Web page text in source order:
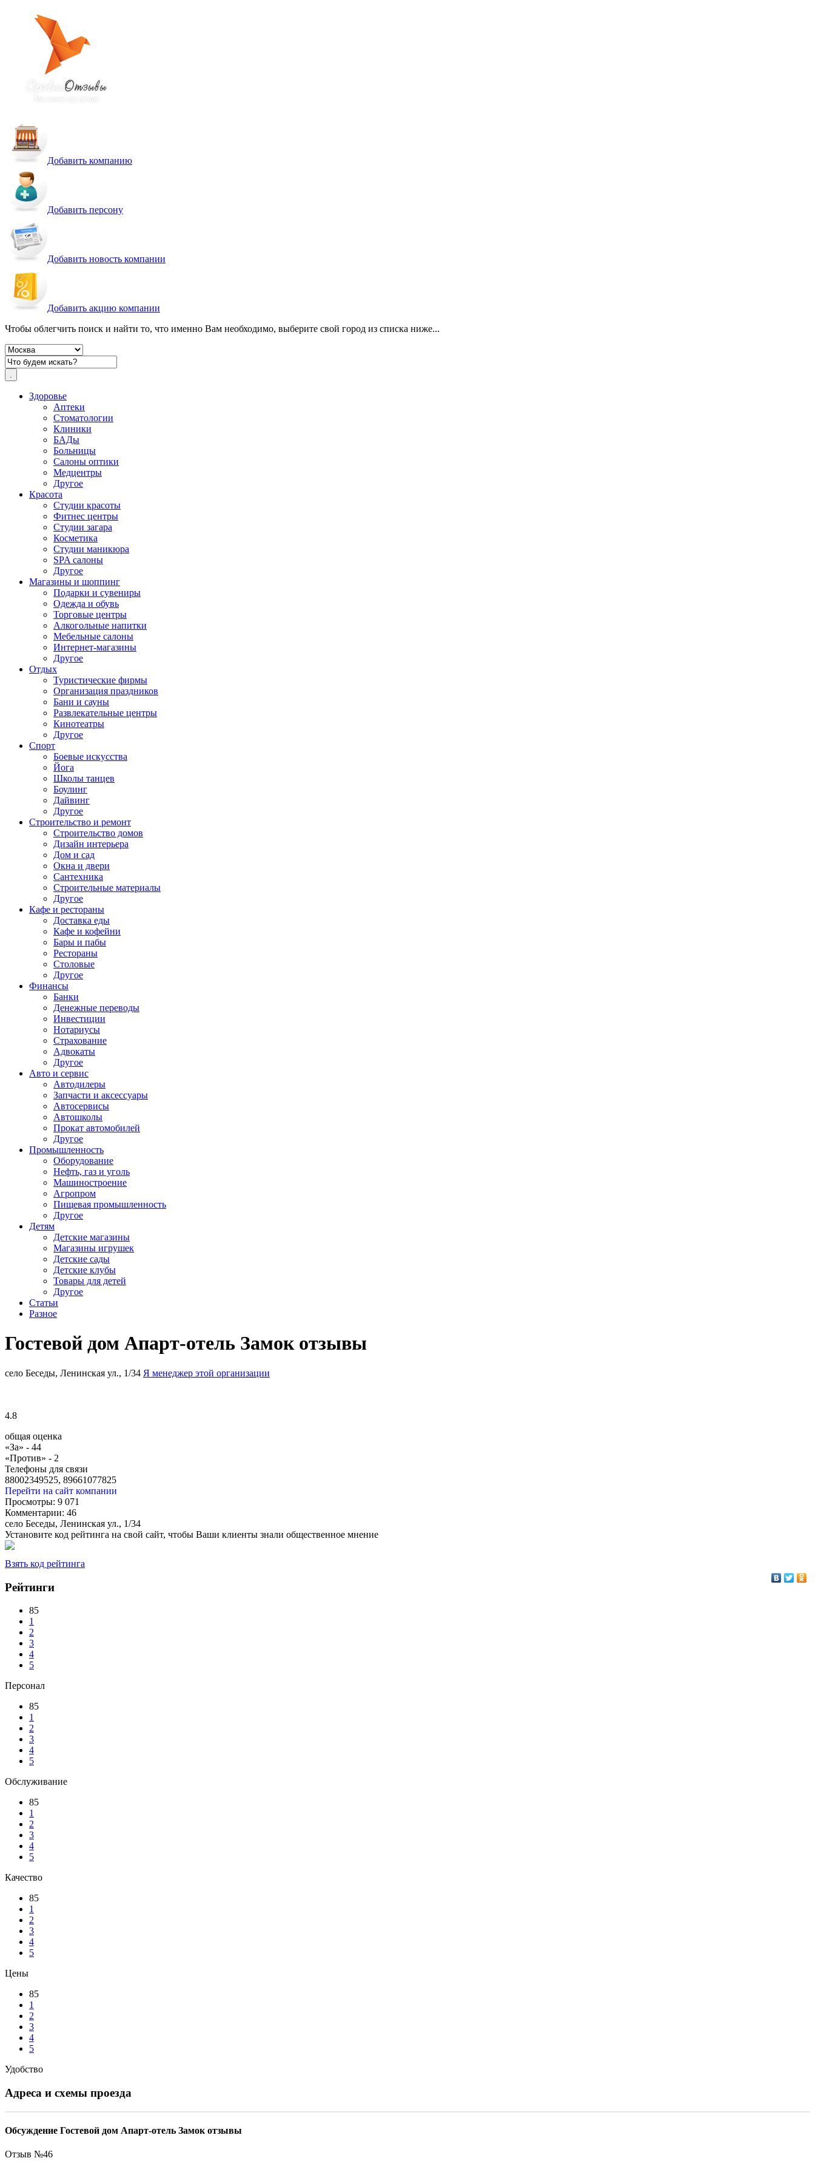
Добавить компанию
Добавить персону
Добавить новость компании
Добавить акцию компании
Чтобы облегчить поиск и найти то, что именно Вам необходимо, выберите свой город из списка ниже...
Здоровье
Аптеки
Стоматологии
Клиники
БАДы
Больницы
Салоны оптики
Медцентры
Другое
Красота
Студии красоты
Фитнес центры
Студии загара
Косметика
Студии маникюра
SPA салоны
Другое
Магазины и шоппинг
Подарки и сувениры
Одежда и обувь
Торговые центры
Алкогольные напитки
Мебельные салоны
Интернет-магазины
Другое
Отдых
Туристические фирмы
Организация праздников
Бани и сауны
Развлекательные центры
Кинотеатры
Другое
Спорт
Боевые искусства
Йога
Школы танцев
Боулинг
Дайвинг
Другое
Строительство и ремонт
Строительство домов
Дизайн интерьера
Дом и сад
Окна и двери
Сантехника
Строительные материалы
Другое
Кафе и рестораны
Доставка еды
Кафе и кофейни
Бары и пабы
Рестораны
Столовые
Другое
Финансы
Банки
Денежные переводы
Инвестиции
Нотариусы
Страхование
Адвокаты
Другое
Авто и сервис
Автодилеры
Запчасти и аксессуары
Автосервисы
Автошколы
Прокат автомобилей
Другое
Промышленность
Оборудование
Нефть, газ и уголь
Машиностроение
Агропром
Пищевая промышленность
Другое
Детям
Детские магазины
Магазины игрушек
Детские сады
Детские клубы
Товары для детей
Другое
Статьи
Разное
Гостевой дом Апарт-отель Замок отзывы
село Беседы, Ленинская ул., 1/34 Я менеджер этой организации
4.8
общая оценка
«За» - 44
«Против» - 2
Телефоны для связи
88002349525, 89661077825
Перейти на сайт компании
Просмотры: 9 071
Комментарии: 46
село Беседы, Ленинская ул., 1/34
Установите код рейтинга на свой сайт, чтобы Ваши клиенты знали общественное мнение
Взять код рейтинга
Рейтинги
85
1
2
3
4
5
Персонал
85
1
2
3
4
5
Обслуживание
85
1
2
3
4
5
Качество
85
1
2
3
4
5
Цены
85
1
2
3
4
5
Удобство
Адреса и схемы проезда
Обсуждение Гостевой дом Апарт-отель Замок отзывы
Отзыв №46